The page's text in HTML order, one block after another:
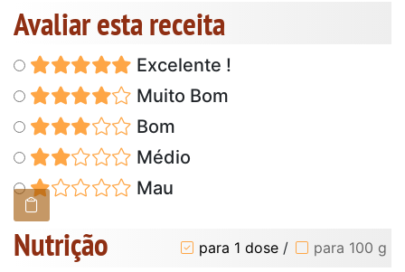
Avaliar esta receita
Excelente !
Muito Bom
Bom
Médio
Mau
Nutrição para 1 dose / para 100 g